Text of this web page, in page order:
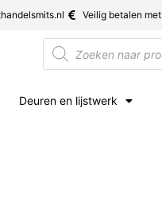
Veilig betalen
Deuren en lijstwerk